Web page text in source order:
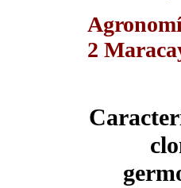
2